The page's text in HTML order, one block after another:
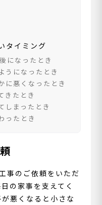
タイミング
になったとき
うになったとき
に悪くなったとき
きたとき
しまったとき
ったとき
事のご依頼をいただ
の家事を支えてく
悪くなると小さな